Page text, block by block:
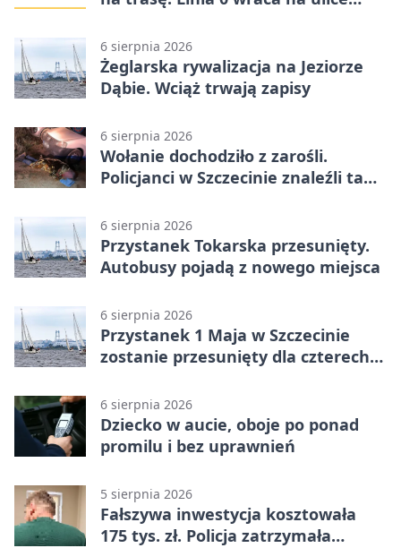
6 sierpnia 2026
Żeglarska rywalizacja na Jeziorze
Dąbie. Wciąż trwają zapisy
6 sierpnia 2026
Wołanie dochodziło z zarośli.
Policjanci w Szczecinie znaleźli tam
6 sierpnia 2026
Przystanek Tokarska przesunięty.
Autobusy pojadą z nowego miejsca
6 sierpnia 2026
Przystanek 1 Maja w Szczecinie
zostanie przesunięty dla czterech
6 sierpnia 2026
Dziecko w aucie, oboje po ponad
promilu i bez uprawnień
5 sierpnia 2026
Fałszywa inwestycja kosztowała
175 tys. zł. Policja zatrzymała